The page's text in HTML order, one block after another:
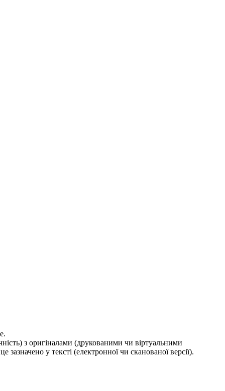
з оригіналами (друкованими чи віртуальними
у тексті (електронної чи сканованої версії).